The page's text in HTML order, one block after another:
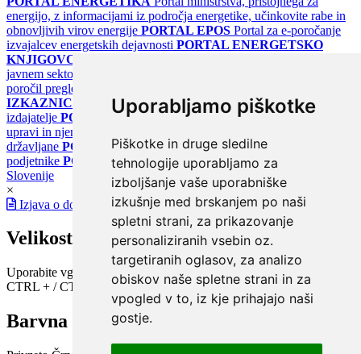
Uporabljamo piškotke
Piškotke in druge sledilne
tehnologije uporabljamo za
izboljšanje vaše uporabniške
izkušnje med brskanjem po naši
spletni strani, za prikazovanje
personaliziranih vsebin oz.
targetiranih oglasov, za analizo
obiskov naše spletne strani in za
vpogled v to, iz kje prihajajo naši
gostje.
energijo, z informacijami iz področja energetike, učinkovite rabe in
obnovljivih virov energije PORTAL EPOS Portal za e-poročanje
izvajalcev energetskih dejavnosti PORTAL ENERGETSKO
KNJIGOVODSTVO
javnem sektorju
poročil pregledov klimatskih sistemov
IZKAZNICE
Register energetskih izkaznic - za izdelovalce in
izdajatelje PORTAL GOV.SI Osrednje spletno mesto o državni
upravi in njenih storitvah
državljane PORTAL SPOT Državni portal za podjetja in
podjetnike PORTAL OPSI Državni portal odprtih podatkov
Slovenije
×
Izjava o dostopnosti
Velikost pisave
Uporabite vgrajeno funkcijo brskalnika
CTRL + / CTRL -
Barvna shema